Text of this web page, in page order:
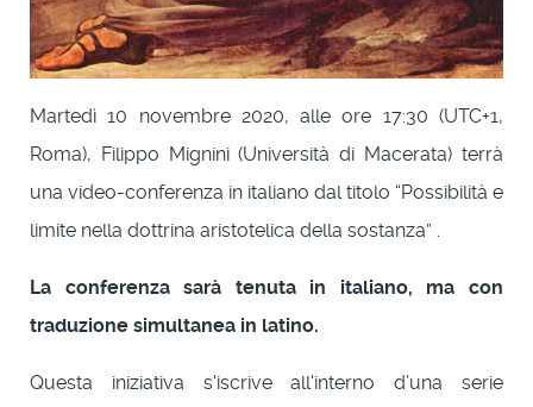
Martedì 10 novembre 2020, alle ore 17:30 (UTC+1,
Roma), Filippo Mignini (Università di Macerata) terrà
una video-conferenza in italiano dal titolo “Possibilità e
limite nella dottrina aristotelica della sostanza” .
La conferenza sarà tenuta in italiano, ma con
traduzione simultanea in latino.
Questa iniziativa s'iscrive all'interno d’una serie